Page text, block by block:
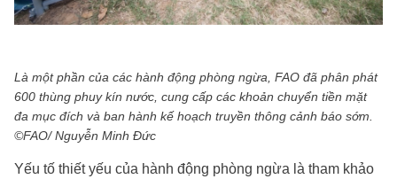
Là một phần của các hành động phòng ngừa, FAO đã phân phát
600 thùng phuy kín nước, cung cấp các khoản chuyển tiền mặt
đa mục đích và ban hành kế hoạch truyền thông cảnh báo sớm.
©FAO/ Nguyễn Minh Đức
Yếu tố thiết yếu của hành động phòng ngừa là tham khảo